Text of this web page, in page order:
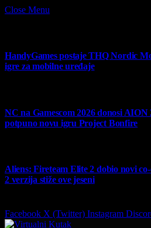
Close Menu
HandyGames postaje THQ Nordic
igre za mobilne uređaje
NC na Gamescom 2026 donosi
potpuno novu igru Project Bonfire
Aliens: Fireteam Elite 2 dobio novi
2 verzija stiže ove jeseni
Facebook X (Twitter) Instagram